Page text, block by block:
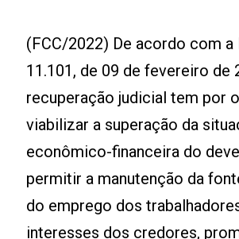
(FCC/2022) De acordo com a
11.101, de 09 de fevereiro de
recuperação judicial tem por
viabilizar a superação da
econômico-financeira do
permitir a manutenção da
do emprego dos
interesses dos credores,